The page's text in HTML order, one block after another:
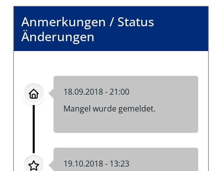
Anmerkungen / Status
Änderungen
18.09.2018 - 21:00
Mangel wurde gemeldet.
19.10.2018 - 13:23